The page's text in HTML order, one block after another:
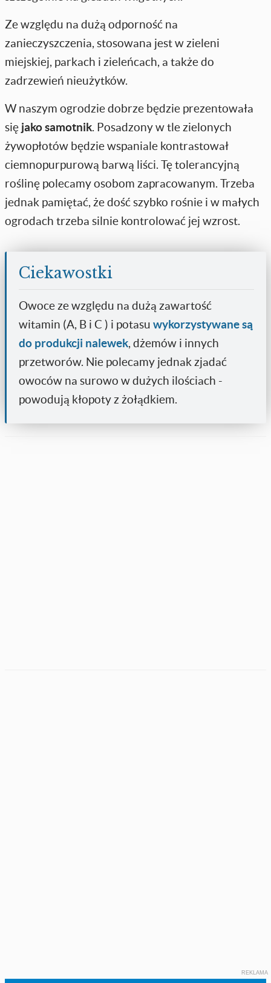
Ze względu na dużą odporność na
zanieczyszczenia, stosowana jest w zieleni
miejskiej, parkach i zieleńcach, a także do
zadrzewień nieużytków.
W naszym ogrodzie dobrze będzie prezentowała
się jako samotnik. Posadzony w tle zielonych
żywopłotów będzie wspaniale kontrastował
ciemnopurpurową barwą liści. Tę tolerancyjną
roślinę polecamy osobom zapracowanym. Trzeba
jednak pamiętać, że dość szybko rośnie i w małych
ogrodach trzeba silnie kontrolować jej wzrost.
Ciekawostki
Owoce ze względu na dużą zawartość
witamin (A, B i C ) i potasu wykorzystywane są
do produkcji nalewek, dżemów i innych
przetworów. Nie polecamy jednak zjadać
owoców na surowo w dużych ilościach -
powodują kłopoty z żołądkiem.
REKLAMA